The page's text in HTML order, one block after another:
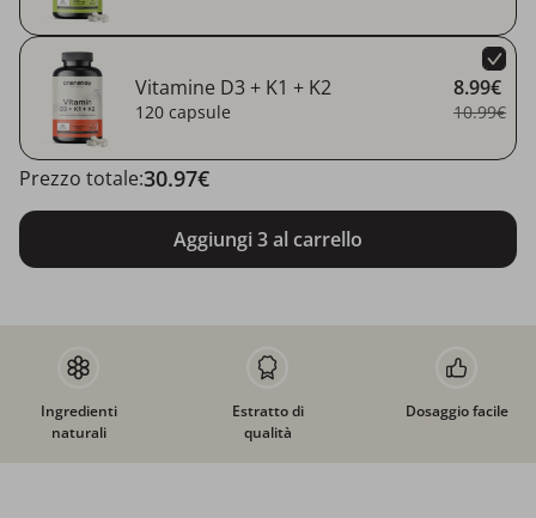
Vitamine D3 + K1 + K2
120 capsule
8.99€
10.99€
Aggiungi 3 al carrello
Prezzo totale:30.97€
Ingredienti
naturali
Estratto di
qualità
Dosaggio facile